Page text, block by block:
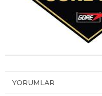
YORUMLAR